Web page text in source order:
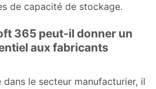
de capacité de stockage.
365 peut-il donner un
aux fabricants
le secteur manufacturier, il